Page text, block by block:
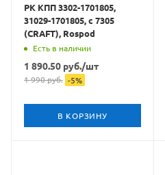
РК КПП 3302-1701805,
31029-1701805, с 7305
(CRAFT), Rospod
Есть в наличии
1 890.50 руб./шт
1 990руб. -5%
В КОРЗИНУ